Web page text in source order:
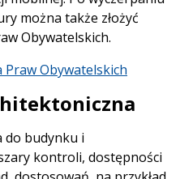
można także złożyć
Obywatelskich.
Obywatelskich
do budynku i
kontroli, dostępności